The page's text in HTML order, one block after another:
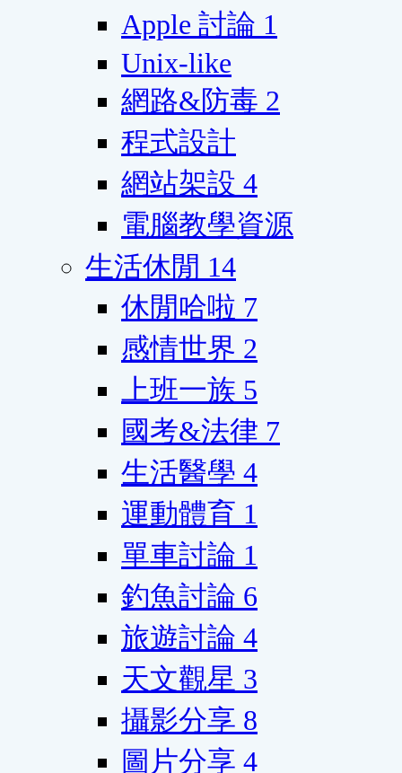
Apple 討論 1
Unix-like
網路&防毒 2
程式設計
網站架設 4
電腦教學資源
生活休閒 14
休閒哈啦 7
感情世界 2
上班一族 5
國考&法律 7
生活醫學 4
運動體育 1
單車討論 1
釣魚討論 6
旅遊討論 4
天文觀星 3
攝影分享 8
圖片分享 4